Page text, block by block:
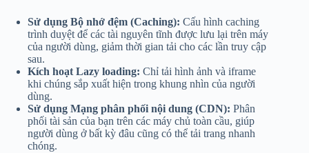
Sử dụng Bộ nhớ đệm (Caching): Cấu hình caching
trình duyệt để các tài nguyên tĩnh được lưu lại trên máy
của người dùng, giảm thời gian tải cho các lần truy cập
sau.
Kích hoạt Lazy loading: Chỉ tải hình ảnh và iframe
khi chúng sắp xuất hiện trong khung nhìn của người
dùng.
Sử dụng Mạng phân phối nội dung (CDN): Phân
phối tài sản của bạn trên các máy chủ toàn cầu, giúp
người dùng ở bất kỳ đâu cũng có thể tải trang nhanh
chóng.